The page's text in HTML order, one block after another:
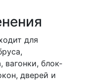
для
вагонки, блок-
дверей и